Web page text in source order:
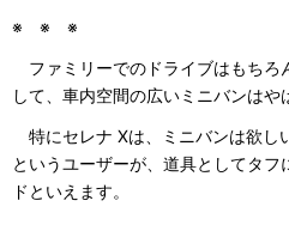
※ ※ ※
ファミリーでのドライブはもちろ
して、車内空間の広いミニバンはや
特にセレナ Xは、ミニバンは欲し
というユーザーが、道具としてタ
ドといえます。